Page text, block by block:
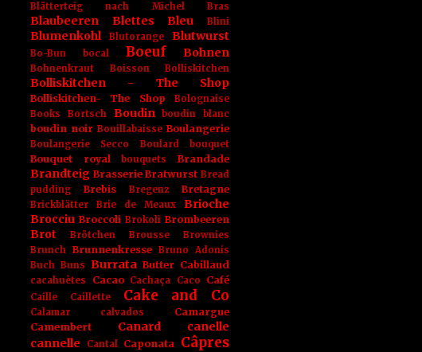
Blätterteig nach Michel Bras
Blaubeeren Blettes Bleu Blini
Blumenkohl Blutorange Blutwurst
Bo-Bun bocal Boeuf Bohnen
Bohnenkraut Boisson Bolliskitchen
Bolliskitchen - The Shop
Bolliskitchen- The Shop
Bolognaise
Books
Bortsch Boudin boudin blanc
boudin noir Bouillabaisse Boulangerie
Boulangerie Secco Boulard bouquet
Bouquet royal bouquets Brandade
Brandteig Brasserie Bratwurst Bread
pudding
Brebis Bregenz Bretagne
Brickblätter Brie de Meaux
Brioche
Brocciu Broccoli Brokoli Brombeeren
Brot Brötchen Brousse
Brownies
Brunch Brunnenkresse Bruno Adonis
Buch Buns Burrata Butter Cabillaud
cacahuètes Cacao Cachaça Caco Café
Caille Caillette Cake and Co
Calamar calvados
Camargue
Camembert
Canard
canelle
cannelle
Cantal Caponata Câpres